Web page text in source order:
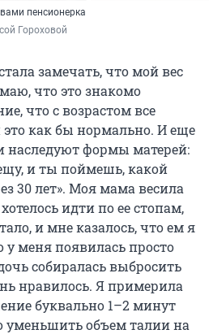
пенсионерка
Гороховой
замечать, что мой вес
что это знакомо
что с возрастом все
как бы нормально. И еще
наследуют формы матерей:
и ты поймешь, какой
30 лет». Моя мама весила
идти по ее стопам,
и мне казалось, что ем я
у меня появилась просто
собиралась выбросить
нравилось. Я примерила
буквально 1–2 минут
уменьшить объем талии на